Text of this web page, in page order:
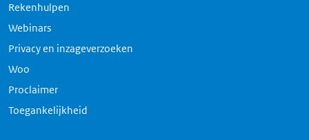
Rekenhulpen
Webinars
Privacy en inzageverzoeken
Woo
Proclaimer
Toegankelijkheid